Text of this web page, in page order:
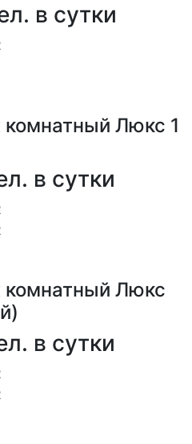
в сутки
Люкс 1
в сутки
Люкс
в сутки